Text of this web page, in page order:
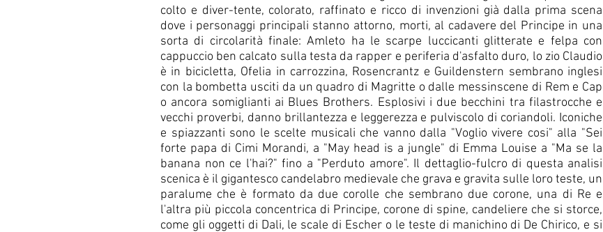
colto e diver-tente, colorato, raffinato e ricco di invenzioni già dalla prima scena
dove i personaggi principali stanno attorno, morti, al cadavere del Principe in una
sorta di circolarità finale: Amleto ha le scarpe luccicanti glitterate e felpa con
cappuccio ben calcato sulla testa da rapper e periferia d'asfalto duro, lo zio Claudio
è in bicicletta, Ofelia in carrozzina, Rosencrantz e Guildenstern sembrano inglesi
con la bombetta usciti da un quadro di Magritte o dalle messinscene di Rem e Cap
o ancora somiglianti ai Blues Brothers. Esplosivi i due becchini tra filastrocche e
vecchi proverbi, danno brillantezza e leggerezza e pulviscolo di coriandoli. Iconiche
e spiazzanti sono le scelte musicali che vanno dalla "Voglio vivere cosi" alla "Sei
forte papa di Cimi Morandi, a "May head is a jungle" di Emma Louise a "Ma se la
banana non ce l'hai?" fino a "Perduto amore". Il dettaglio-fulcro di questa analisi
scenica è il gigantesco candelabro medievale che grava e gravita sulle loro teste, un
paralume che è formato da due corolle che sembrano due corone, una di Re e
l'altra più piccola concentrica di Principe, corone di spine, candeliere che si storce,
come gli oggetti di Dali, le scale di Escher o le teste di manichino di De Chirico, e si